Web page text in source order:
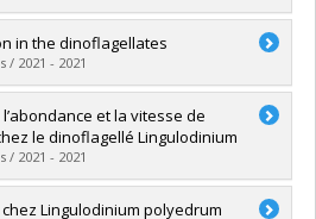
Papyrus
in the dinoflagellates
2021 - 2021
Papyrus
et la vitesse de
le dinoflagellé Lingulodinium
2021 - 2021
Lingulodinium polyedrum